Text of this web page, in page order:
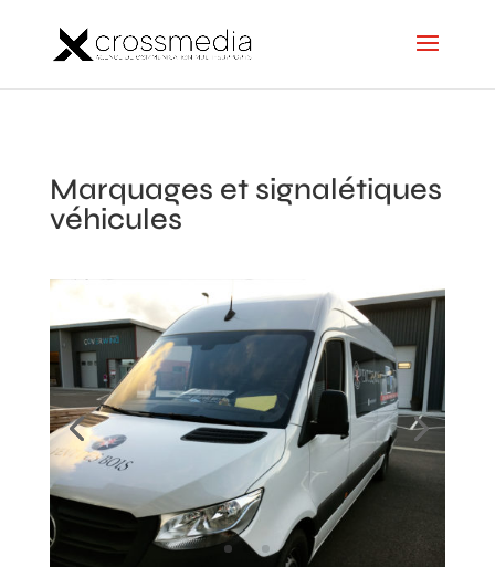
Marquages et signalétiques
véhicules